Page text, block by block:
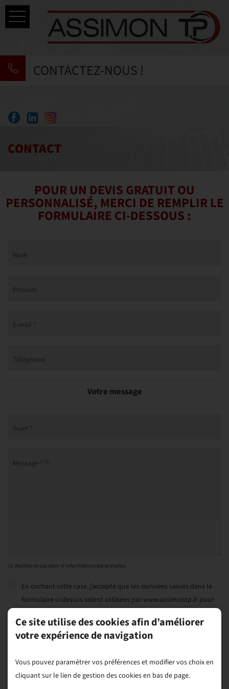
CONTACTEZ-NOUS !
Savoir-faire
ACTUALITÉS
Réalisations
CONTACT
POUR UN DEVIS GRATUIT OU
PERSONNALISÉ, MERCI DE REMPLIR LE
FORMULAIRE CI-DESSOUS :
Nom
Prénom
E-mail *
Téléphone
Votre message
Sujet *
Message * (1)
(1) Veuillez ne pas saisir d'informations personnelles.
En cochant cette case, j’accepte que les données saisies dans le
formulaire ci-dessus soient utilisées par www.assimontp.fr pour
sont www.assimontp.fr et son sous-traitant en charge du serveur
web (Ovh). Pour plus d'informations sur le traitement de vos
politique de confidentialité .
Ce site utilise des cookies afin d’améliorer
votre expérience de navigation
Vous pouvez paramétrer vos préférences et modifier vos choix en
cliquant sur le lien de gestion des cookies en bas de page.